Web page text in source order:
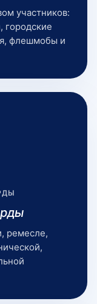
участников:
городские
флешмобы и
ремесле,